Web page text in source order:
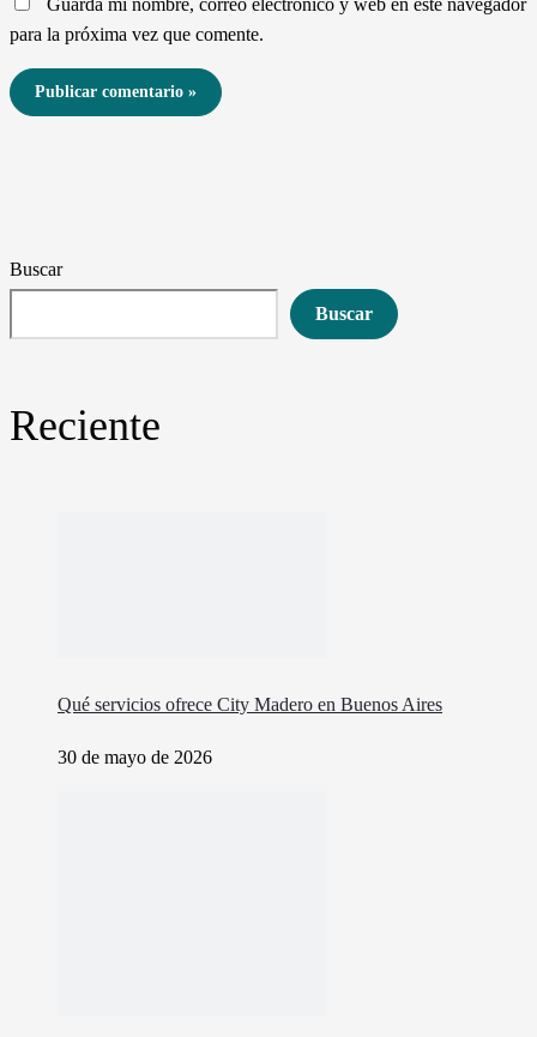
Guarda mi nombre, correo electrónico y web en este navegador
para la próxima vez que comente.
Buscar
Buscar
Reciente
Qué servicios ofrece City Madero en Buenos Aires
30 de mayo de 2026